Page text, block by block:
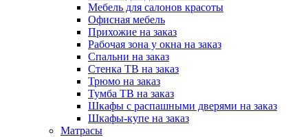
Мебель для салонов красоты
Офисная мебель
Прихожие на заказ
Рабочая зона у окна на заказ
Спальни на заказ
Стенка ТВ на заказ
Трюмо на заказ
Тумба ТВ на заказ
Шкафы с распашными дверями на заказ
Шкафы-купе на заказ
Матрасы